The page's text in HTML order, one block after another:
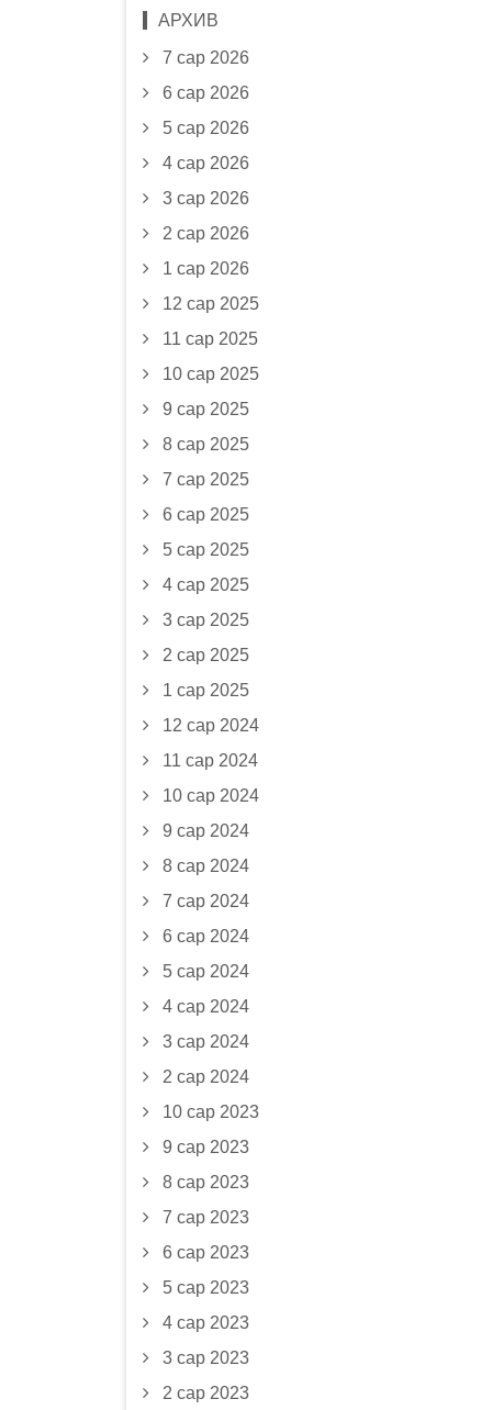
АРХИВ
7 сар 2026
6 сар 2026
5 сар 2026
4 сар 2026
3 сар 2026
2 сар 2026
1 сар 2026
12 сар 2025
11 сар 2025
10 сар 2025
9 сар 2025
8 сар 2025
7 сар 2025
6 сар 2025
5 сар 2025
4 сар 2025
3 сар 2025
2 сар 2025
1 сар 2025
12 сар 2024
11 сар 2024
10 сар 2024
9 сар 2024
8 сар 2024
7 сар 2024
6 сар 2024
5 сар 2024
4 сар 2024
3 сар 2024
2 сар 2024
10 сар 2023
9 сар 2023
8 сар 2023
7 сар 2023
6 сар 2023
5 сар 2023
4 сар 2023
3 сар 2023
2 сар 2023